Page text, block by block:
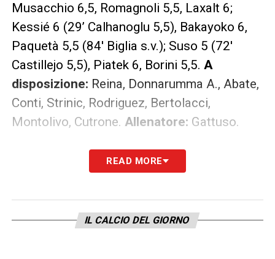
Musacchio 6,5, Romagnoli 5,5, Laxalt 6;
Kessié 6 (29’ Calhanoglu 5,5), Bakayoko 6,
Paquetà 5,5 (84′ Biglia s.v.); Suso 5 (72′
Castillejo 5,5), Piatek 6, Borini 5,5. A
disposizione: Reina, Donnarumma A., Abate,
Conti, Strinic, Rodriguez, Bertolacci,
Montolivo, Cutrone. Allenatore: Gattuso.
35′ Parolo (L), 43′ Romagnoli
(M), 77 Calabria (M), 78′ Patric (L),
ARBITRO:Orsato di Schio.
READ MORE
IL CALCIO DEL GIORNO